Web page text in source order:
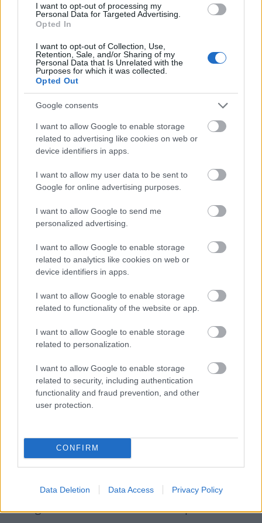
I want to opt-out of processing my
Personal Data for Targeted Advertising.
Opted In
I want to opt-out of Collection, Use,
Retention, Sale, and/or Sharing of my
Personal Data that Is Unrelated with the
Purposes for which it was collected.
Opted Out
Google consents
I want to allow Google to enable storage
related to advertising like cookies on web or
device identifiers in apps.
I want to allow my user data to be sent to
Google for online advertising purposes.
I want to allow Google to send me
personalized advertising.
I want to allow Google to enable storage
related to analytics like cookies on web or
device identifiers in apps.
I want to allow Google to enable storage
related to functionality of the website or app.
I want to allow Google to enable storage
related to personalization.
I want to allow Google to enable storage
related to security, including authentication
functionality and fraud prevention, and other
user protection.
CONFIRM
Data Deletion Data Access Privacy Policy
szerint egyre nehezebb feltartóztatni az orosz
csapatok előre nyomulását, és az észak-koreai
katonák bevetése is kihívást jelent.
Az orosz csapatok Pokrovszk térségében
foglaltak el új területeket
- írja a Guardian.
A Pokrovszkhoz közeli Kurakhove falunál 40
összecsapásra került sor, és Szirszkij szerint
nemsokára az észak-koreai katonák is hadba
lépnek – írja a Guardian.
Josep Borell uniós kül- és biztonságpolitikai
főképviselője a budapesti informális uniós
csúcstalálkozóról Kijevbe utazott, ahol
kijelentette, hogy
az Európai Unió továbbra is segíti Ukrajnát,
hogy megvédhesse magát az orosz
agresszióval szemben.
Donald Trump megválasztott amerikai elnök
egyik tanácsadója, Bryan Lanza szerint Trump
területek visszaszerzése lesz Ukrajnában, és
Volodimir Zelenszkij elnöktől egy reális
békevíziót kérnek majd. Mint mondta, a Krím-
félsziget visszaadása nem reális opció.